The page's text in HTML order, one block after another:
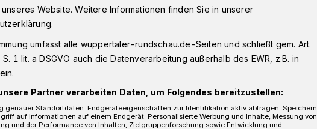
setzen die WSW wieder
der Historischen Stadthalle zur
Website. Weitere Informationen finden Sie in unserer
umfasst alle wuppertaler-rundschau.de-Seiten und schließt gem. Art.
1 lit. a DSGVO auch die Datenverarbeitung außerhalb des EWR, z.B. in
Partner verarbeiten Daten, um Folgendes bereitzustellen:
genauer Standortdaten. Endgeräteeigenschaften zur Identifikation aktiv abfragen. Speichern
auf Informationen auf einem Endgerät. Personalisierte Werbung und Inhalte, Messung von
und der Performance von Inhalten, Zielgruppenforschung sowie Entwicklung und